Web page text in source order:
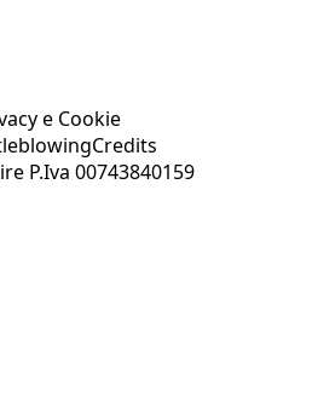
e Cookie
Credits
P.Iva 00743840159